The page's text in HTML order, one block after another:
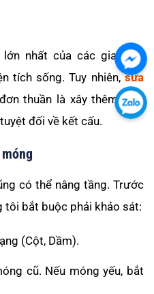
nhất của các gia đình
tích sống. Tuy nhiên,sửa
thuần là xây thêm một
đối về kết cấu.
có thể nâng tầng. Trước
tôi bắt buộc phải khảo sát:
(Cột, Dầm).
cũ. Nếu móng yếu, bắt
Chát
với
tôi
Chát
qua
Zalo